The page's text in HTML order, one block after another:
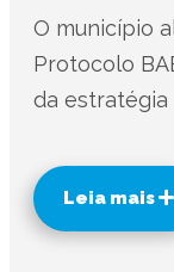
O município
Protocolo
da estratégia
Leia mais